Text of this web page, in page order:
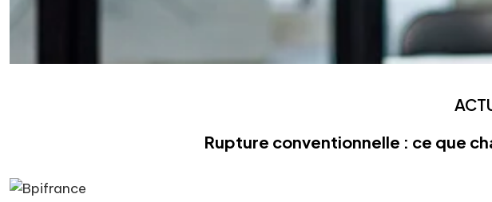
Rupture conventionnelle : ce que